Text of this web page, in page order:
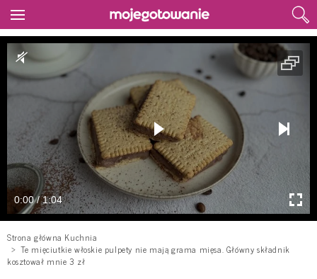
0:00 / 1:04
Strona główna Kuchnia
Te mięciutkie włoskie pulpety nie mają grama mięsa. Główny składnik
kosztował mnie 3 zł